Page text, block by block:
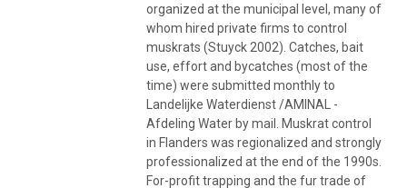
organized at the municipal level, many of
whom hired private firms to control
muskrats (Stuyck 2002). Catches, bait
use, effort and bycatches (most of the
time) were submitted monthly to
Landelijke Waterdienst /AMINAL -
Afdeling Water by mail. Muskrat control
in Flanders was regionalized and strongly
professionalized at the end of the 1990s.
For-profit trapping and the fur trade of